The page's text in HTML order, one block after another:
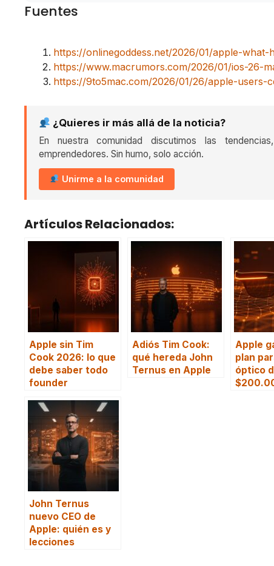
Fuentes
https://onlinegoddess.net/2026/01/apple-
https://www.macrumors.com/2026/01/ios-26-
https://9to5mac.com/2026/01/26/apple-users-
¿Quieres ir más allá de la noticia?
En nuestra comunidad discutimos las
emprendedores. Sin humo, solo acción.
Unirme a la comunidad
Artículos Relacionados:
Apple sin Tim
Cook 2026: lo que
debe saber todo
founder
Adiós Tim Cook:
qué hereda John
Ternus en Apple
Apple
plan
óptico
John Ternus
nuevo CEO de
Apple: quién es y
lecciones